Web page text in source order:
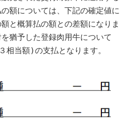
額については、下記の確定値に
と概算払の額との差額になりま
猶予した登録肉用牛について
相当額)の支払となります。